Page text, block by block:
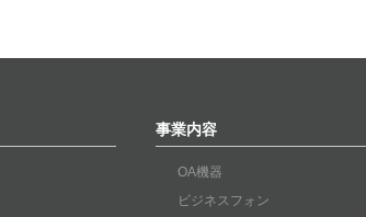
事業内容
OA機器
ビジネスフォン